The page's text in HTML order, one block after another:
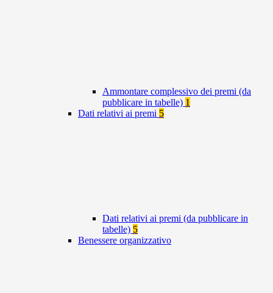
Ammontare complessivo dei premi (da
pubblicare in tabelle) 1
Dati relativi ai premi 5
Dati relativi ai premi (da pubblicare in
tabelle) 5
Benessere organizzativo